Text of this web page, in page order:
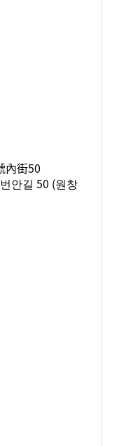
內街50
안길 50 (원창